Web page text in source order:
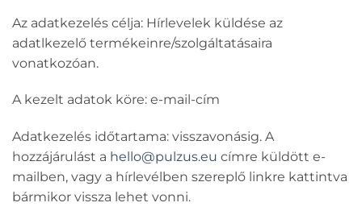
Az adatkezelés célja: Hírlevelek küldése az
adatlkezelő termékeinre/szolgáltatásaira
vonatkozóan.
A kezelt adatok köre: e-mail-cím
Adatkezelés időtartama: visszavonásig. A
hozzájárulást a hello@pulzus.eu címre küldött e-
mailben, vagy a hírlevélben szereplő linkre kattintva
bármikor vissza lehet vonni.